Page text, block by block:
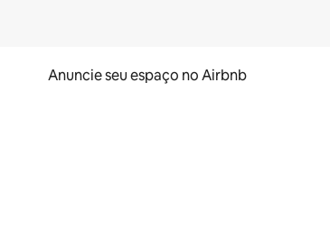
Anuncie seu espaço no Airbnb